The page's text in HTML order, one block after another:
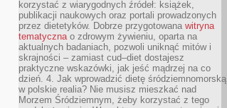
korzystać z wiarygodnych źródeł: książek,
publikacji naukowych oraz portali prowadzonych
przez dietetyków. Dobrze przygotowana witryna
tematycznao zdrowym żywieniu, oparta na
aktualnych badaniach, pozwoli uniknąć mitów i
skrajności – zamiast cud–diet dostajesz
praktyczne wskazówki, jak jeść mądrzej na co
dzień. 4. Jak wprowadzić dietę śródziemnomorską
w polskie realia? Nie musisz mieszkać nad
Morzem Śródziemnym, żeby korzystać z tego